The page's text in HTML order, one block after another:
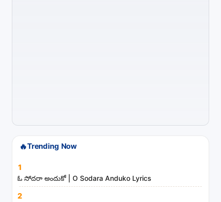
t
a
n
d
🔥Trending Now
1
ఓ సోదరా అందుకో | O Sodara Anduko Lyrics
2